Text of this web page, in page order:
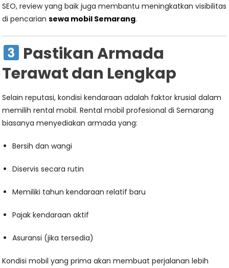
SEO, review yang baik juga membantu meningkatkan visibilitas
di pencariansewa mobil Semarang.
Pastikan Armada
Terawat dan Lengkap
Selain reputasi, kondisi kendaraan adalah faktor krusial dalam
memilih rental mobil. Rental mobil profesional di Semarang
biasanya menyediakan armada yang:
Bersih dan wangi
Diservis secara rutin
Memiliki tahun kendaraan relatif baru
Pajak kendaraan aktif
Asuransi (jika tersedia)
Kondisi mobil yang prima akan membuat perjalanan lebih